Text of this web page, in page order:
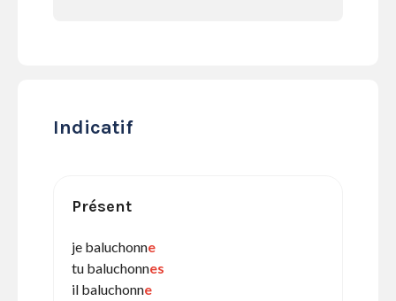
Indicatif
Présent
je baluchonne
tu baluchonnes
il baluchonne